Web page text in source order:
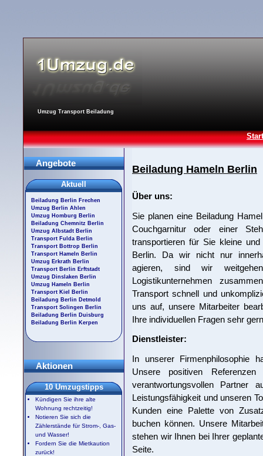
Umzug Transport Beiladung
Beiladung Hameln Berlin
Über uns:
Sie planen eine Beiladung
Couchgarnitur oder einer
transportieren für Sie kleine
Berlin. Da wir nicht nur
agieren, sind wir
Logistikunternehmen
Transport schnell und
uns auf, unsere Mitarbeiter
Ihre individuellen Fragen sehr
Dienstleister:
In unserer Firmenphilosophie
Unsere positiven
verantwortungsvollen Partner
Leistungsfähigkeit und unseren
Kunden eine Palette von
buchen können. Unsere
stehen wir Ihnen bei Ihrer
Seite.
Angebote
Aktuell
Beiladung Berlin Frechen
Umzug Berlin Ahlen
Umzug Homburg Berlin
Beiladung Chemnitz Berlin
Umzug Albstadt Berlin
Transport Fulda Berlin
Transport Bottrop Berlin
Transport Hameln Berlin
Umzug Erkrath Berlin
Transport Berlin Erftstadt
Umzug Dinslaken Berlin
Umzug Hameln Berlin
Transport Kiel Berlin
Beiladung Berlin Detmold
Transport Solingen Berlin
Beiladung Berlin Duisburg
Beiladung Berlin Kerpen
Aktionen
10 Umzugstipps
Kündigen Sie ihre alte
Wohnung rechtzeitig!
Notieren Sie sich die
Zählerstände für Strom-, Gas-
und Wasser!
Fordern Sie die Mietkaution
zurück!